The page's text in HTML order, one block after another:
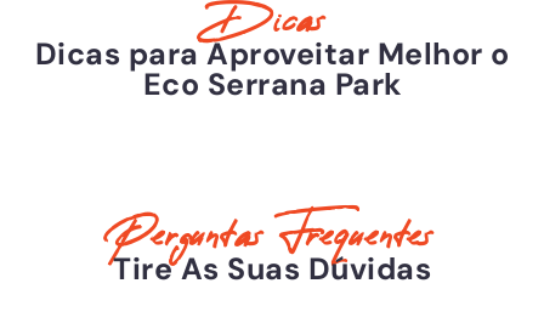
Dicas
Dicas para Aproveitar Melhor o
Eco Serrana Park
Perguntas Frequentes
Tire As Suas Dúvidas